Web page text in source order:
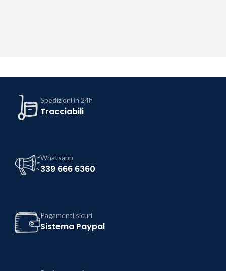
Spedizioni in 24h
Tracciabili
Whatsapp
339 666 6360
Pagamenti sicuri
Sistema Paypal